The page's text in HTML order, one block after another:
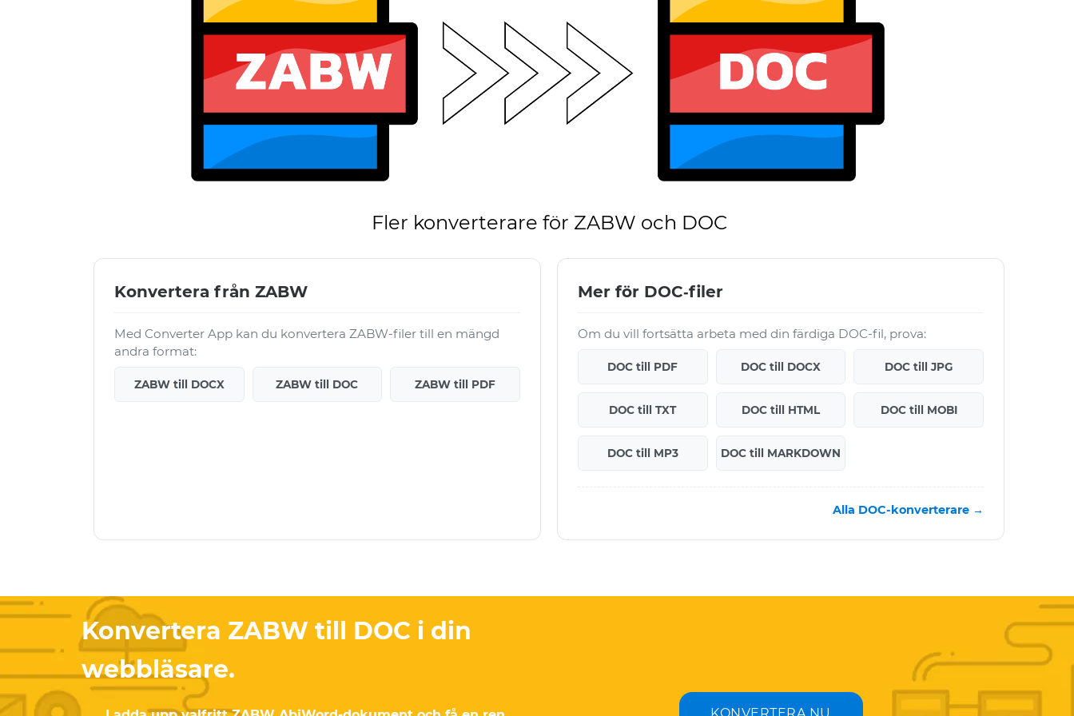
Fler konverterare för ZABW och DOC
Konvertera från ZABW
Med Converter App kan du konvertera ZABW-filer till en mängd
andra format:
ZABW till DOCX ZABW till DOC ZABW till PDF
Mer för DOC‑filer
Om du vill fortsätta arbeta med din färdiga DOC-fil, prova:
DOC till PDF DOC till DOCX DOC till JPG
DOC till TXT DOC till HTML DOC till MOBI
DOC till MP3 DOC till MARKDOWN
Alla DOC-konverterare →
Konvertera ZABW till DOC i din
webbläsare.